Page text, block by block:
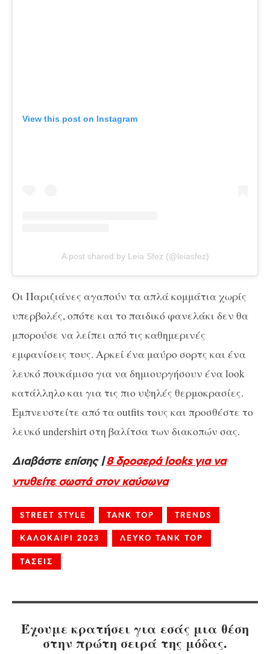
View this post on Instagram
A post shared by Leia Sfez (@leiasfez)
Οι Παριζιάνες αγαπούν τα απλά κομμάτια χωρίς
υπερβολές, οπότε και το παιδικό φανελάκι δεν θα
μπορούσε να λείπει από τις καθημερινές
εμφανίσεις τους. Αρκεί ένα μαύρο σορτς και ένα
λευκό πουκάμισο για να δημιουργήσουν ένα look
κατάλληλο και για τις πιο υψηλές θερμοκρασίες.
Εμπνευστείτε από τα outfits τους και προσθέστε το
λευκό undershirt στη βαλίτσα των διακοπών σας.
Διαβάστε επίσης |8 δροσερά looks για να
ντυθείτε σωστά στον καύσωνα
STREET STYLE TANK TOP TRENDS
ΚΑΛΟΚΑΙΡΙ 2023 ΛΕΥΚΟ TANK TOP
ΤΑΣΕΙΣ
Έχουμε κρατήσει για εσάς μια θέση
στην πρώτη σειρά της μόδας.